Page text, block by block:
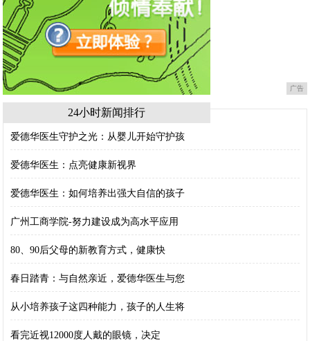
广告
24小时新闻排行
爱德华医生守护之光：从婴儿开始守护孩
爱德华医生：点亮健康新视界
爱德华医生：如何培养出强大自信的孩子
广州工商学院-努力建设成为高水平应用
80、90后父母的新教育方式，健康快
春日踏青：与自然亲近，爱德华医生与您
从小培养孩子这四种能力，孩子的人生将
看完近视12000度人戴的眼镜，决定